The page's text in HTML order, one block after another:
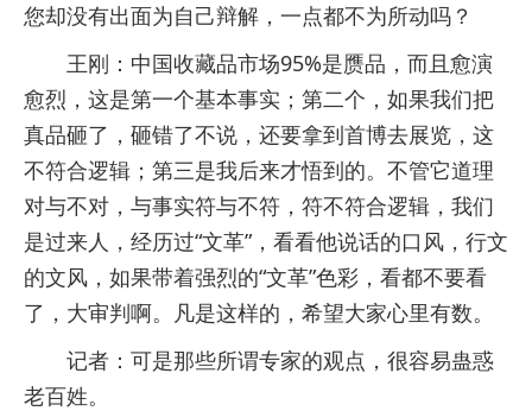
您却没有出面为自己辩解，一点都不为所动吗？
王刚：中国收藏品市场95%是赝品，而且愈演
愈烈，这是第一个基本事实；第二个，如果我们把
真品砸了，砸错了不说，还要拿到首博去展览，这
不符合逻辑；第三是我后来才悟到的。不管它道理
对与不对，与事实符与不符，符不符合逻辑，我们
是过来人，经历过“文革”，看看他说话的口风，行文
的文风，如果带着强烈的“文革”色彩，看都不要看
了，大审判啊。凡是这样的，希望大家心里有数。
记者：可是那些所谓专家的观点，很容易蛊惑
老百姓。